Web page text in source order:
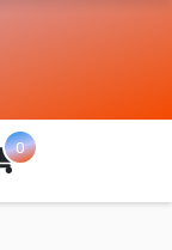
0